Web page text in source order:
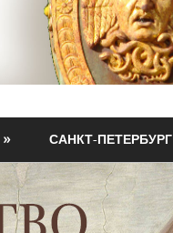
САНКТ-ПЕТЕРБУРГ